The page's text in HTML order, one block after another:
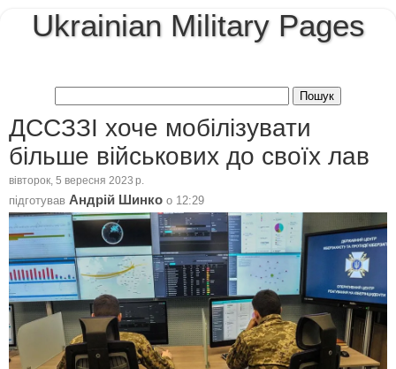
Ukrainian Military Pages
ДССЗЗІ хоче мобілізувати
більше військових до своїх лав
вівторок, 5 вересня 2023 р.
підготував Андрій Шинко о 12:29